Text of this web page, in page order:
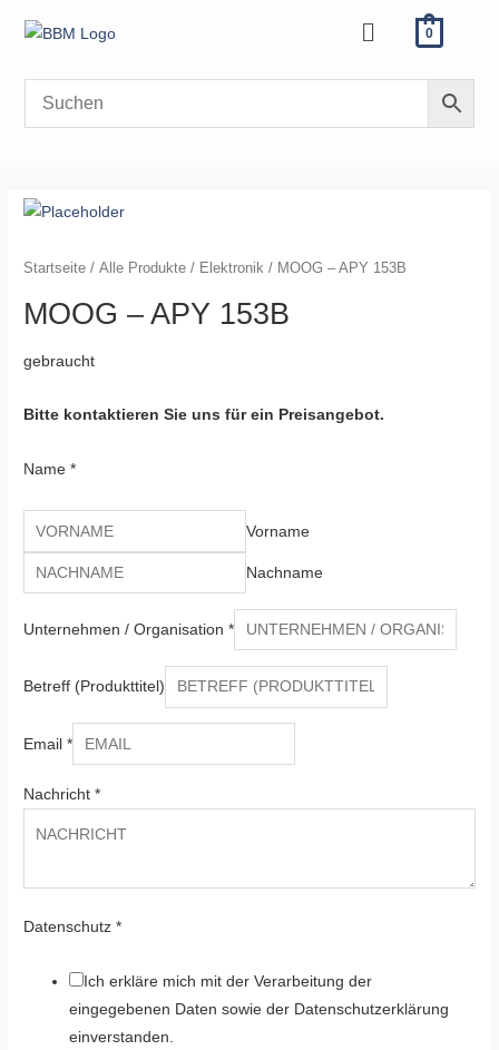
Inhalt
Menü 0
Startseite /Alle Produkte / Elektronik / MOOG – APY 153B
MOOG – APY 153B
gebraucht
Bitte kontaktieren Sie uns für ein Preisangebot.
Name*
Vorname
Nachname
Unternehmen / Organisation*
Betreff (Produkttitel)
Email*
Nachricht*
Datenschutz*
Ich erkläre mich mit der Verarbeitung der
eingegebenen Daten sowie der Datenschutzerklärung
einverstanden.